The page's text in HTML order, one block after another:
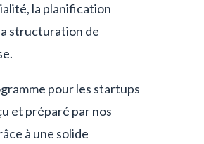
la planification
structuration de
pour les startups
et préparé par nos
à une solide